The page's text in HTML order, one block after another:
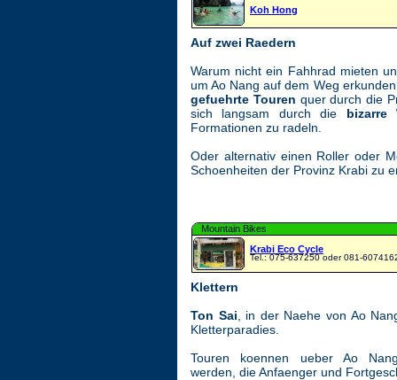
Koh Hong
Auf zwei Raedern
Warum nicht ein Fahhrad mieten
um Ao Nang auf dem Weg
gefuehrte Touren quer durch die
sich langsam durch die bizarre
Formationen zu radeln.
Oder alternativ einen Roller oder
Schoenheiten der Provinz Krabi zu
Mountain Bikes
Krabi Eco Cycle
Tel.: 075-637250 oder 081-
Klettern
Ton Sai , in der Naehe von Ao
Kletterparadies.
Touren koennen ueber Ao
werden, die Anfaenger und